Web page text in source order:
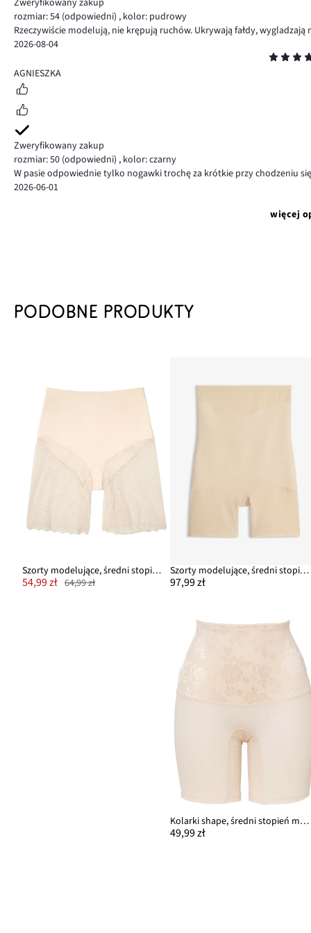
rozmiar: 54 (odpowiedni) , kolor: pudrowy
Rzeczywiście modelują, nie krępują ruchów. Ukrywają fałdy, wygladzają
2026-08-04
5
AGNIESZKA
Zweryfikowany zakup
rozmiar: 50 (odpowiedni) , kolor: czarny
W pasie odpowiednie tylko nogawki trochę za krótkie przy chodzeniu
2026-06-01
więcej
PODOBNE PRODUKTY
Szorty modelujące, średni stopień modelowania sylwetki
54,99 zł 64,99 zł
Szorty modelujące, średni stopień modelowania sylwetki
97,99 zł
Kolarki shape, średni stopień modelowania sylwetki
49,99 zł